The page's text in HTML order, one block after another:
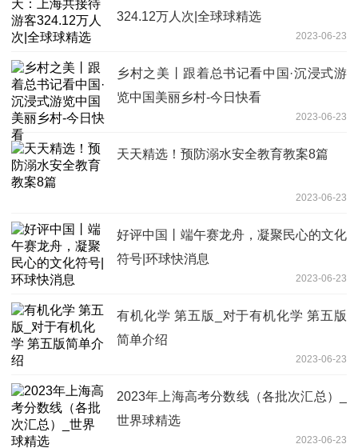
324.12万人次|全球球精选
2023-06-23
乡村之美丨跟着总书记看中国·沉浸式游
览中国美丽乡村-今日快看
2023-06-23
天天精选！预防溺水安全教育教案8篇
2023-06-23
好评中国丨端午赛龙舟，凝聚民心的文化
符号|环球快消息
2023-06-23
有机化学 第五版_对于有机化学 第五版
简单介绍
2023-06-23
2023年上海高考分数线（各批次汇总）_
世界球精选
2023-06-23